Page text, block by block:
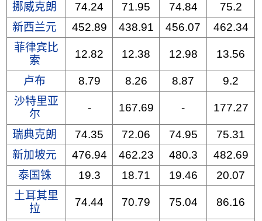
挪威克朗
74.24 71.95 74.84
75.2
新西兰元
452.89 438.91 456.07
462.34
菲律宾比
索
12.82 12.38 12.98 13.56
卢布 8.79 8.26 8.87
9.2
沙特里亚
尔
- 167.69 - 177.27
瑞典克朗 74.35 72.06 74.95
75.31
新加坡元
476.94 462.23 480.3
482.69
泰国铢
19.3 18.71 19.46
20.07
土耳其里
拉
74.44 70.79 75.04 86.16